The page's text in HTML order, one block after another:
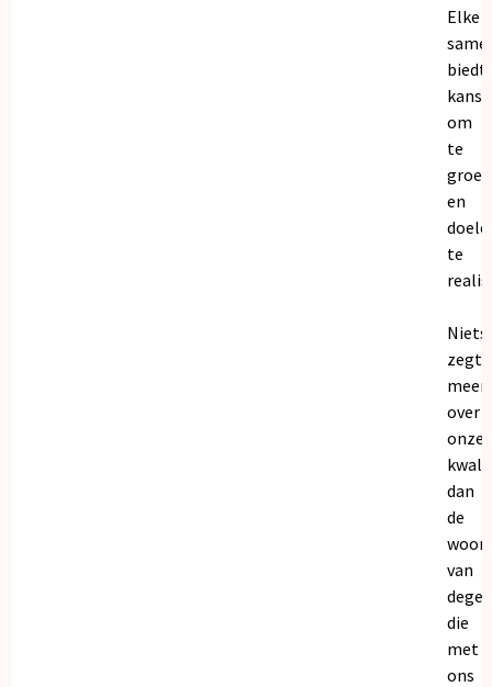
Elke
biedt
om
te
en
te
Niets
zegt
meer
over
onze
dan
de
van
die
met
ons